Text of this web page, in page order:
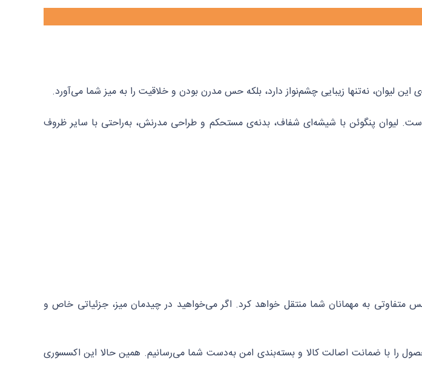
لیوان، نه‌تنها زیبایی چشم‌نواز دارد، بلکه حس مدرن بودن و خلاقیت را به میز شما می‌آورد.
لیوان پنگوئن با شیشه‌ای شفاف، بدنه‌ی مستحکم و طراحی مدرنش، به‌راحتی با سایر ظروف
به مهمانان شما منتقل خواهد کرد. اگر می‌خواهید در چیدمان میز، جزئیاتی خاص و
را با ضمانت اصالت کالا و بسته‌بندی امن به‌دست شما می‌رسانیم. همین حالا این اکسسوری